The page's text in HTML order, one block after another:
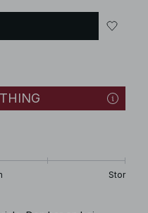
Stor